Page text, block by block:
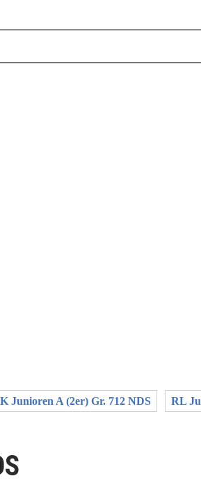
Junioren A (2er) Gr. 712 NDS RL